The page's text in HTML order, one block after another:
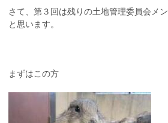
さて、第３回は残りの土地管理委員会メ
と思います。
まずはこの方